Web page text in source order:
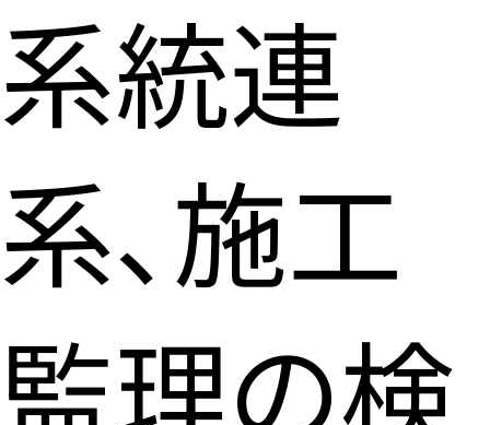
系統連
系、施工
監理の検